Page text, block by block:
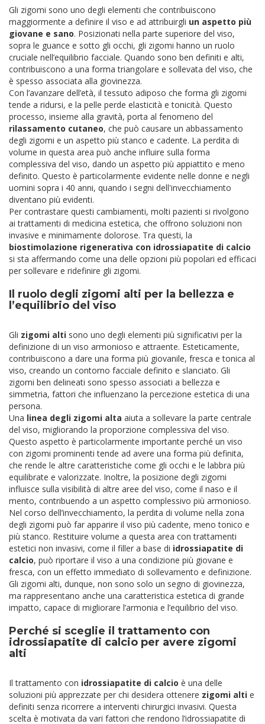
Gli zigomi sono uno degli elementi che contribuiscono
maggiormente a definire il viso e ad attribuirgli un aspetto più
giovane e sano. Posizionati nella parte superiore del viso,
sopra le guance e sotto gli occhi, gli zigomi hanno un ruolo
cruciale nell’equilibrio facciale. Quando sono ben definiti e alti,
contribuiscono a una forma triangolare e sollevata del viso, che
è spesso associata alla giovinezza.
Con l’avanzare dell’età, il tessuto adiposo che forma gli zigomi
tende a ridursi, e la pelle perde elasticità e tonicità. Questo
processo, insieme alla gravità, porta al fenomeno del
rilassamento cutaneo, che può causare un abbassamento
degli zigomi e un aspetto più stanco e cadente. La perdita di
volume in questa area può anche influire sulla forma
complessiva del viso, dando un aspetto più appiattito e meno
definito. Questo è particolarmente evidente nelle donne e negli
uomini sopra i 40 anni, quando i segni dell'invecchiamento
diventano più evidenti.
Per contrastare questi cambiamenti, molti pazienti si rivolgono
ai trattamenti di medicina estetica, che offrono soluzioni non
invasive e minimamente dolorose. Tra questi, la
biostimolazione rigenerativa con idrossiapatite di calcio
si sta affermando come una delle opzioni più popolari ed efficaci
per sollevare e ridefinire gli zigomi.
Il ruolo degli zigomi alti per la bellezza e
l’equilibrio del viso
Gli zigomi alti sono uno degli elementi più significativi per la
definizione di un viso armonioso e attraente. Esteticamente,
contribuiscono a dare una forma più giovanile, fresca e tonica al
viso, creando un contorno facciale definito e slanciato. Gli
zigomi ben delineati sono spesso associati a bellezza e
simmetria, fattori che influenzano la percezione estetica di una
persona.
Una linea degli zigomi alta aiuta a sollevare la parte centrale
del viso, migliorando la proporzione complessiva del viso.
Questo aspetto è particolarmente importante perché un viso
con zigomi prominenti tende ad avere una forma più definita,
che rende le altre caratteristiche come gli occhi e le labbra più
equilibrate e valorizzate. Inoltre, la posizione degli zigomi
influisce sulla visibilità di altre aree del viso, come il naso e il
mento, contribuendo a un aspetto complessivo più armonioso.
Nel corso dell’invecchiamento, la perdita di volume nella zona
degli zigomi può far apparire il viso più cadente, meno tonico e
più stanco. Restituire volume a questa area con trattamenti
estetici non invasivi, come il filler a base di idrossiapatite di
calcio, può riportare il viso a una condizione più giovane e
fresca, con un effetto immediato di sollevamento e definizione.
Gli zigomi alti, dunque, non sono solo un segno di giovinezza,
ma rappresentano anche una caratteristica estetica di grande
impatto, capace di migliorare l’armonia e l’equilibrio del viso.
Perché si sceglie il trattamento con
idrossiapatite di calcio per avere zigomi
alti
Il trattamento con idrossiapatite di calcio è una delle
soluzioni più apprezzate per chi desidera ottenere zigomi alti e
definiti senza ricorrere a interventi chirurgici invasivi. Questa
scelta è motivata da vari fattori che rendono l’idrossiapatite di